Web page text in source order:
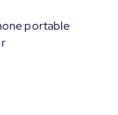
portable